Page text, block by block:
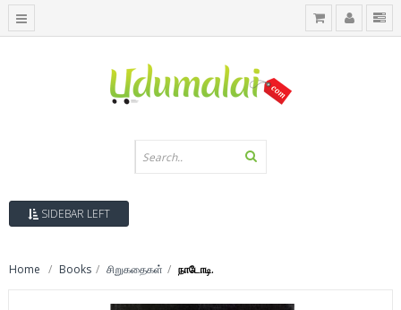
SIDEBAR LEFT
Home Books சிறுகதைகள் நாடோடி.